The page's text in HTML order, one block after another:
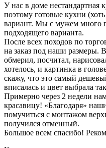
У нас в доме нестандартная
поэтому готовые кухни
вариант. Мы с мужем много
подходящего варианта.
После всех походов по
на заказ под наши размеры.
обмерил, посчитал,
хотелось, и картинка в
скажу, что это самый
вписалась и цвет выбрала
Примерно через 2 недели
красавицу! «Благодаря»
помучиться с монтажом
получился отменный.
Большое всем спасибо!